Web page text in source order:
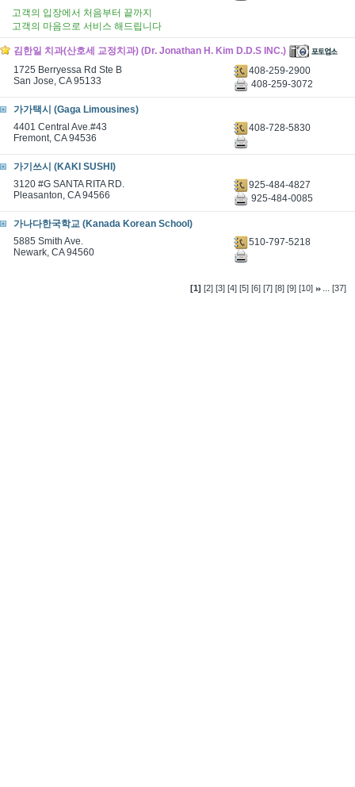
고객의 입장에서 처음부터 끝까지
고객의 마음으로 서비스 해드립니다
김한일 치과(산호세 교정치과) (Dr. Jonathan H. Kim D.D.S INC.)
1725 Berryessa Rd Ste B
San Jose, CA 95133
408-259-2900
408-259-3072
가가택시 (Gaga Limousines)
4401 Central Ave.#43
Fremont, CA 94536
408-728-5830
가기쓰시 (KAKI SUSHI)
3120 #G SANTA RITA RD.
Pleasanton, CA 94566
925-484-4827
925-484-0085
가나다한국학교 (Kanada Korean School)
5885 Smith Ave.
Newark, CA 94560
510-797-5218
[1] [2] [3] [4] [5] [6] [7] [8] [9] [10] ...[37]